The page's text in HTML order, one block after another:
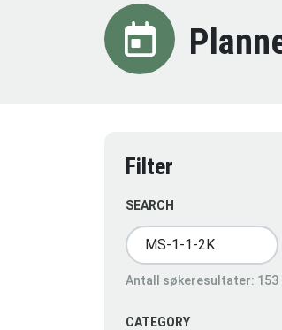
Filter
SEARCH
Antall søkeresultater: 153
CATEGORY